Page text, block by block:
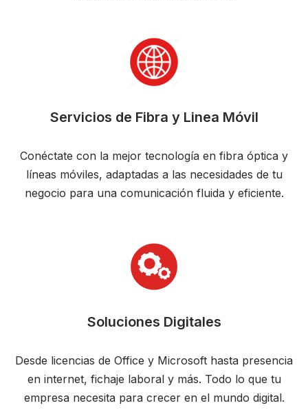
Servicios de Fibra y Linea Móvil
Conéctate con la mejor tecnología en fibra óptica y
líneas móviles, adaptadas a las necesidades de tu
negocio para una comunicación fluida y eficiente.
Soluciones Digitales
Desde licencias de Office y Microsoft hasta presencia
en internet, fichaje laboral y más. Todo lo que tu
empresa necesita para crecer en el mundo digital.